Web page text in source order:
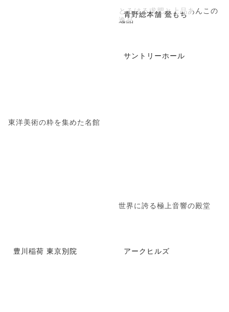
東洋美術の粋を集めた名館
青野総本舗 鶯もち
とろける求肥と上品あんこの
逸品
サントリーホール
世界に誇る極上音響の殿堂
豊川稲荷 東京別院 アークヒルズ